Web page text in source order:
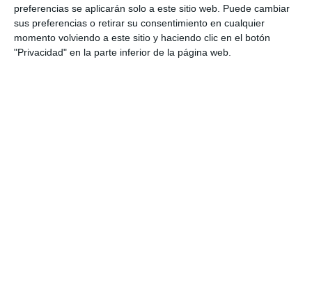
preferencias se aplicarán solo a este sitio web. Puede cambiar
sus preferencias o retirar su consentimiento en cualquier
momento volviendo a este sitio y haciendo clic en el botón
"Privacidad" en la parte inferior de la página web.
La Asociación de Educación
Ambiental y del Consumidor
incluye la Senda Litoral de Mijas